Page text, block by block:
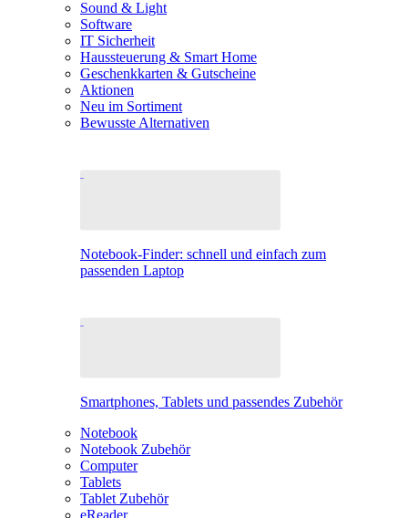
Sound & Light
Software
IT Sicherheit
Haussteuerung & Smart Home
Geschenkkarten & Gutscheine
Aktionen
Neu im Sortiment
Bewusste Alternativen
Notebook-Finder: schnell und einfach zum
passenden Laptop
Smartphones, Tablets und passendes Zubehör
Notebook
Notebook Zubehör
Computer
Tablets
Tablet Zubehör
eReader